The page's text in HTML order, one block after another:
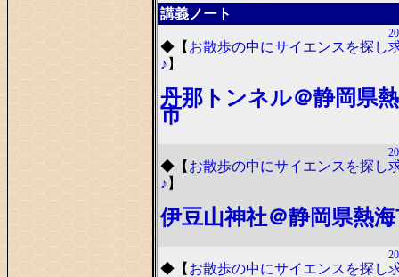
講義ノート
◆ 【 お散歩の中にサイエンスを探し
♪ 】
丹那トンネル＠静岡県
市
◆ 【 お散歩の中にサイエンスを探し
♪ 】
伊豆山神社＠静岡県熱
◆ 【 お散歩の中にサイエンスを探し